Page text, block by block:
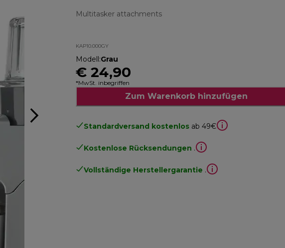
Multitasker attachments
KAP10.000GY
Modell:Grau
€ 24,90
*MwSt. inbegriffen
Zum Warenkorb hinzufügen
Standardversand kostenlos ab 49€
Kostenlose Rücksendungen .
Vollständige Herstellergarantie .